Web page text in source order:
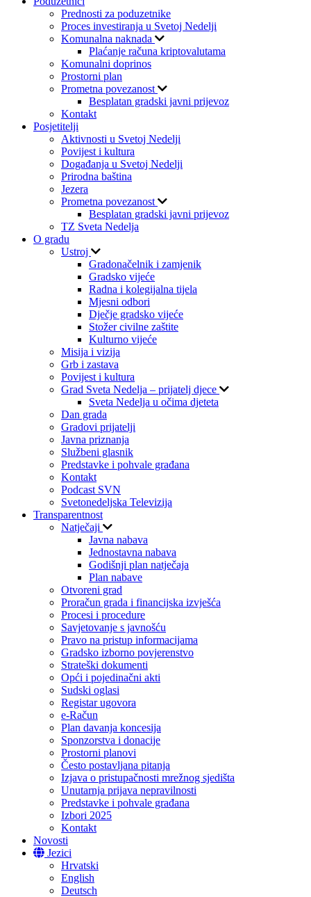
Prednosti za poduzetnike
Proces investiranja u Svetoj Nedelji
Komunalna naknada
Plaćanje računa kriptovalutama
Komunalni doprinos
Prostorni plan
Prometna povezanost
Besplatan gradski javni prijevoz
Kontakt
Posjetitelji
Aktivnosti u Svetoj Nedelji
Povijest i kultura
Događanja u Svetoj Nedelji
Prirodna baština
Jezera
Prometna povezanost
Besplatan gradski javni prijevoz
TZ Sveta Nedelja
O gradu
Ustroj
Gradonačelnik i zamjenik
Gradsko vijeće
Radna i kolegijalna tijela
Mjesni odbori
Dječje gradsko vijeće
Stožer civilne zaštite
Kulturno vijeće
Misija i vizija
Grb i zastava
Povijest i kultura
Grad Sveta Nedelja – prijatelj djece
Sveta Nedelja u očima djeteta
Dan grada
Gradovi prijatelji
Javna priznanja
Službeni glasnik
Predstavke i pohvale građana
Kontakt
Podcast SVN
Svetonedeljska Televizija
Transparentnost
Natječaji
Javna nabava
Jednostavna nabava
Godišnji plan natječaja
Plan nabave
Otvoreni grad
Proračun grada i financijska izvješća
Procesi i procedure
Savjetovanje s javnošću
Pravo na pristup informacijama
Gradsko izborno povjerenstvo
Strateški dokumenti
Opći i pojedinačni akti
Sudski oglasi
Registar ugovora
e-Račun
Plan davanja koncesija
Sponzorstva i donacije
Prostorni planovi
Često postavljana pitanja
Izjava o pristupačnosti mrežnog sjedišta
Unutarnja prijava nepravilnosti
Predstavke i pohvale građana
Izbori 2025
Kontakt
Novosti
Jezici
Hrvatski
English
Deutsch